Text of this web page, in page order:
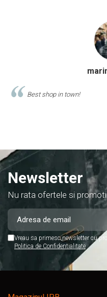
Comand produse de
Newsletter
Nu rata ofertele si
Vreau sa primesc newsletter cu
Politica de Confidentialitate